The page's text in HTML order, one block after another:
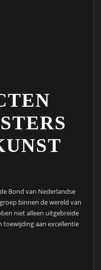
Bond van Nederlandse
binnen de wereld van
niet alleen uitgebreide
toewijding aan excellentie